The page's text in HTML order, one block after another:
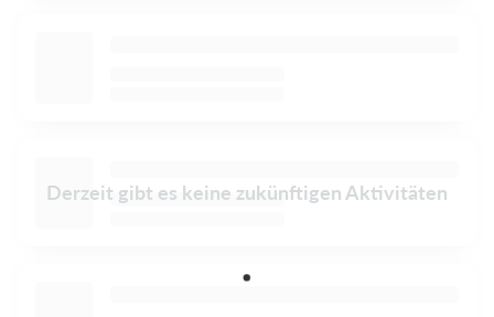
Derzeit gibt es keine zukünftigen Aktivitäten